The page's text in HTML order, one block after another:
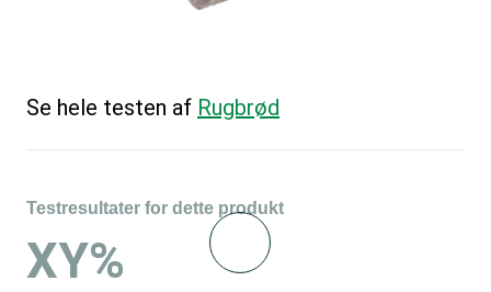
Se hele testen af Rugbrød
Testresultater for dette produkt
XY%